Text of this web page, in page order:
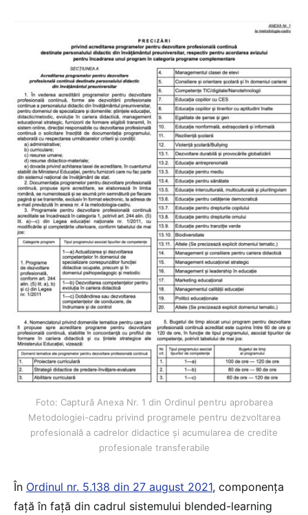
Foto: Captură Anexa Nr. 1 din Ordinul pentru aprobarea
Metodologiei-cadru privind programele pentru dezvoltarea
profesională a cadrelor didactice și acumularea de credite
profesionale transferabile
În Ordinul nr. 5.138 din 27 august 2021, componența
față în față din cadrul sistemului blended-learning